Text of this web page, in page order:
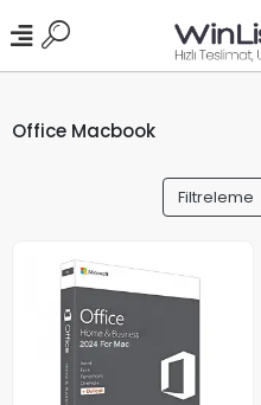
Office Macbook
Filtreleme